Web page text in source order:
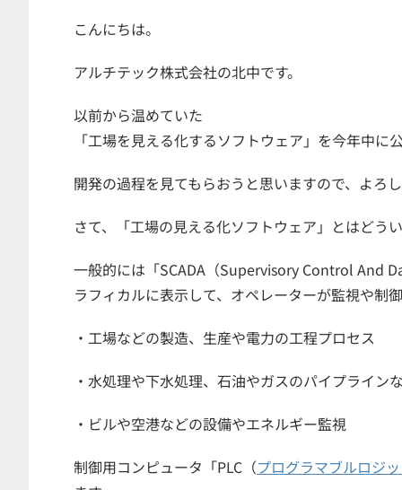
こんにちは。
アルチテック株式会社の北中です。
以前から温めていた
「工場を見える化するソフトウェア」を今年中に
開発の過程を見てもらおうと思いますので、よろ
さて、「工場の見える化ソフトウェア」とはどう
一般的には「SCADA（Supervisory Control And
ラフィカルに表示して、オペレーターが監視や制
・工場などの製造、生産や電力の工程プロセス
・水処理や下水処理、石油やガスのパイプライン
・ビルや空港などの設備やエネルギー監視
制御用コンピュータ「PLC（プログラマブルロジ